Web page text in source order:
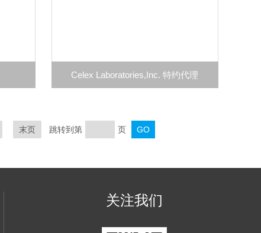
Celex Laboratories,Inc. 特约代理
末页 跳转到第 页
关注我们